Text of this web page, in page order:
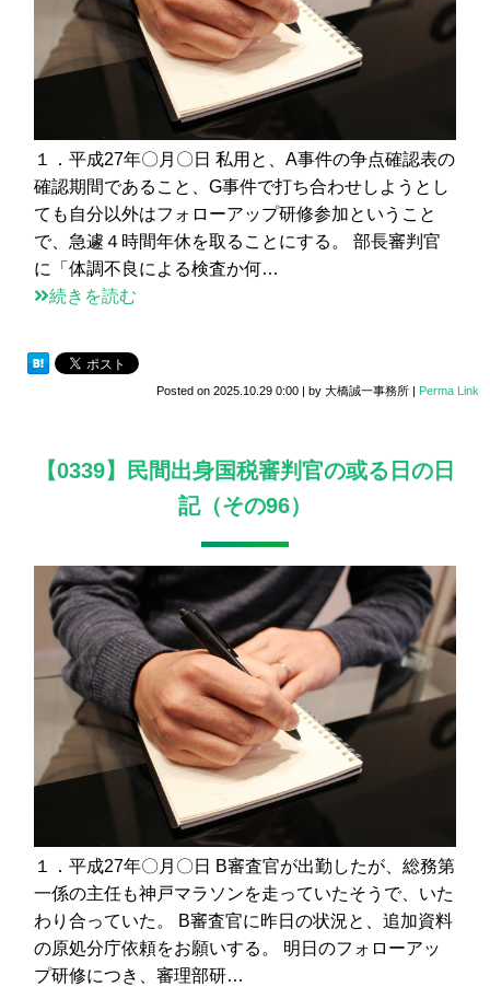
１．平成27年〇月〇日 私用と、A事件の争点確認表の
確認期間であること、G事件で打ち合わせしようとし
ても自分以外はフォローアップ研修参加ということ
で、急遽４時間年休を取ることにする。 部長審判官
に「体調不良による検査か何…
続きを読む
Posted on 2025.10.29 0:00 | by 大橋誠一事務所 | Perma Link
【0339】民間出身国税審判官の或る日の日
記（その96）
１．平成27年〇月〇日 B審査官が出勤したが、総務第
一係の主任も神戸マラソンを走っていたそうで、いた
わり合っていた。 B審査官に昨日の状況と、追加資料
の原処分庁依頼をお願いする。 明日のフォローアッ
プ研修につき、審理部研…